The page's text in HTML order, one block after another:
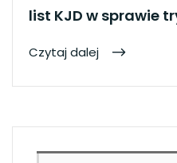
list KJD w sprawie
Czytaj dalej